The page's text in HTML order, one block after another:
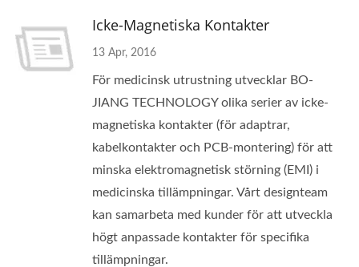
Icke-Magnetiska Kontakter
13 Apr, 2016
För medicinsk utrustning utvecklar BO-
JIANG TECHNOLOGY olika serier av icke-
magnetiska kontakter (för adaptrar,
kabelkontakter och PCB-montering) för att
minska elektromagnetisk störning (EMI) i
medicinska tillämpningar. Vårt designteam
kan samarbeta med kunder för att utveckla
högt anpassade kontakter för specifika
tillämpningar.